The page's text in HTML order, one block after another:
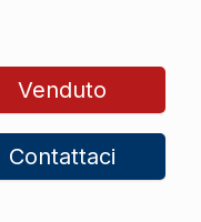
Venduto
Contattaci